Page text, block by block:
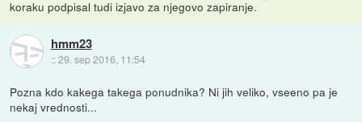
koraku podpisal tudi izjavo za njegovo zapiranje.
hmm23
::29. sep 2016, 11:54
Pozna kdo kakega takega ponudnika? Ni jih veliko, vseeno pa je
nekaj vrednosti...